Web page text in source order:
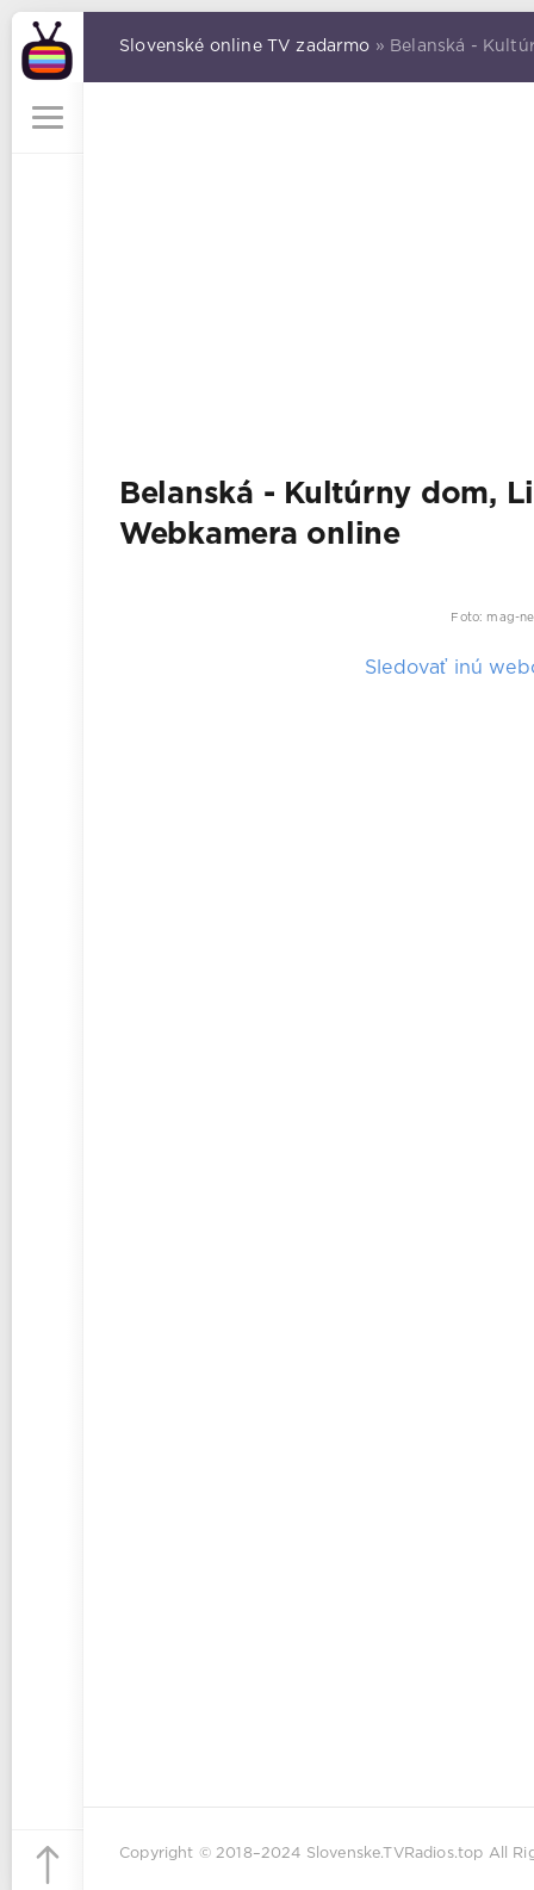
Slovenské online TV zadarmo » Belanská -
Belanská - Kultúrny dom,
Webkamera online
Foto: mag-
Sledovať inú
Copyright © 2018–2024 Slovenske.TVRadios.top All